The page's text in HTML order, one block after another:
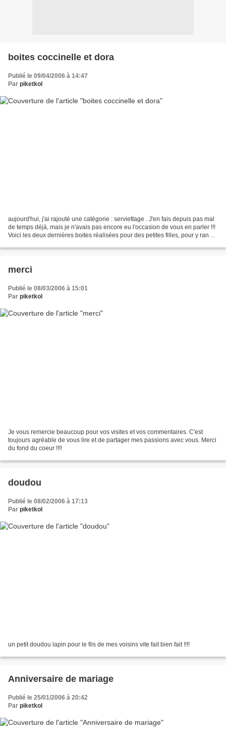
boites coccinelle et dora
Publié le 09/04/2006 à 14:47
Par piketkol
aujourd'hui, j'ai rajouté une catégorie : serviettage . J'en fais depuis pas mal
de temps déjà, mais je n'avais pas encore eu l'occasion de vous en parler !!!
Voici les deux dernières boites réalisées pour des petites filles, pour y ranger
merci
Publié le 08/03/2006 à 15:01
Par piketkol
Je vous remercie beaucoup pour vos visites et vos commentaires. C'est
toujours agréable de vous lire et de partager mes passions avec vous. Merci
du fond du coeur !!!!
doudou
Publié le 08/02/2006 à 17:13
Par piketkol
un petit doudou lapin pour le fils de mes voisins vite fait bien fait !!!!
Anniversaire de mariage
Publié le 25/01/2006 à 20:42
Par piketkol